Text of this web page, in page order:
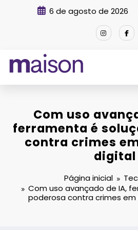
6 de agosto de 2026
Revista Maison
Com uso
ferramenta é
contra crimes
digital
Página inicial
Com uso avançado de IA,
poderosa contra crimes